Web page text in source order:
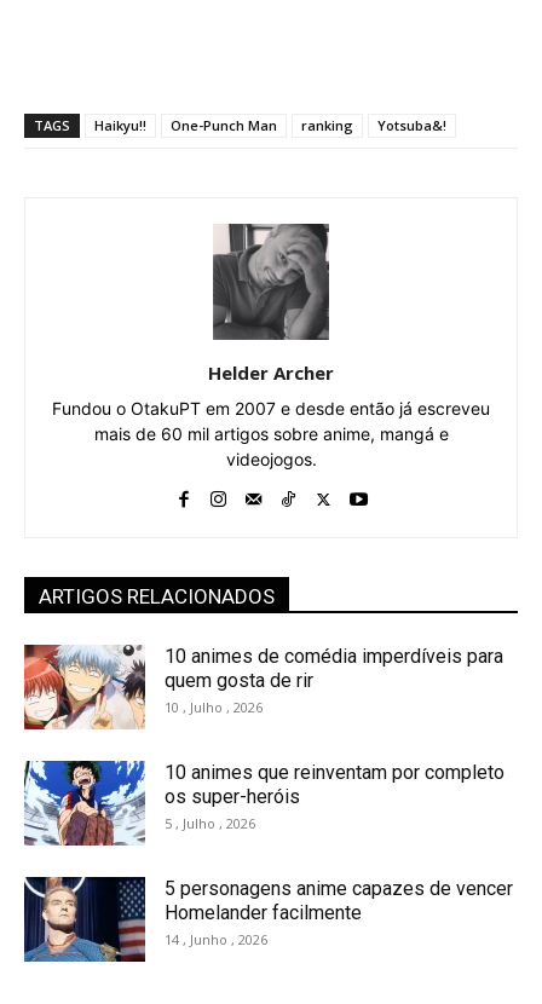
TAGS Haikyu!! One-Punch Man ranking Yotsuba&!
Helder Archer
Fundou o OtakuPT em 2007 e desde então já escreveu
mais de 60 mil artigos sobre anime, mangá e
videojogos.
ARTIGOS RELACIONADOS
10 animes de comédia imperdíveis para
quem gosta de rir
10 , Julho , 2026
10 animes que reinventam por completo
os super-heróis
5 , Julho , 2026
5 personagens anime capazes de vencer
Homelander facilmente
14 , Junho , 2026